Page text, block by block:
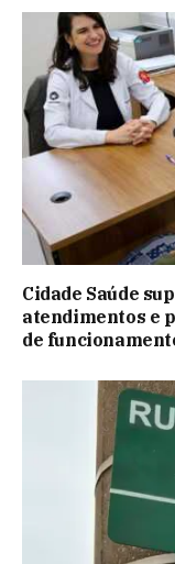
Cidade Saúde
atendimentos e
de